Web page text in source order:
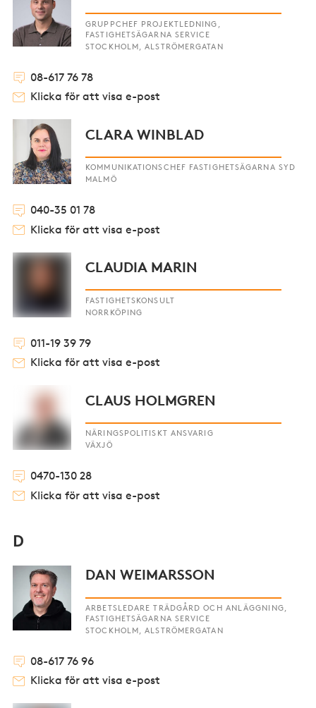
GRUPPCHEF PROJEKTLEDNING,
FASTIGHETSÄGARNA SERVICE
STOCKHOLM, ALSTRÖMERGATAN
08-617 76 78
Klicka för att visa e-post
CLARA WINBLAD
KOMMUNIKATIONSCHEF FASTIGHETSÄGARNA SYD
MALMÖ
040-35 01 78
Klicka för att visa e-post
CLAUDIA MARIN
FASTIGHETSKONSULT
NORRKÖPING
011-19 39 79
Klicka för att visa e-post
CLAUS HOLMGREN
NÄRINGSPOLITISKT ANSVARIG
VÄXJÖ
0470-130 28
Klicka för att visa e-post
D
DAN WEIMARSSON
ARBETSLEDARE TRÄDGÅRD OCH ANLÄGGNING,
FASTIGHETSÄGARNA SERVICE
STOCKHOLM, ALSTRÖMERGATAN
08-617 76 96
Klicka för att visa e-post